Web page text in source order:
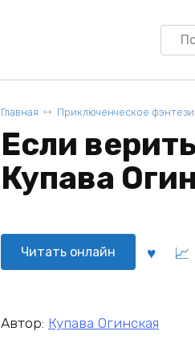
for:
Главная Приключенческое фэнтези
Если
Купава
Читать онлайн
Автор: Купава Огинская